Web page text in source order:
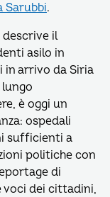
Sarubbi.
descrive il
asilo in
in arrivo da Siria
lungo
è oggi un
ospedali
sufficienti a
politiche con
di
voci dei cittadini,